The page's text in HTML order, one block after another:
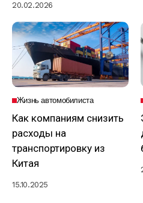
20.02.2026
Жизнь автомобилиста
Как компаниям снизить
расходы на
транспортировку из
Китая
15.10.2025